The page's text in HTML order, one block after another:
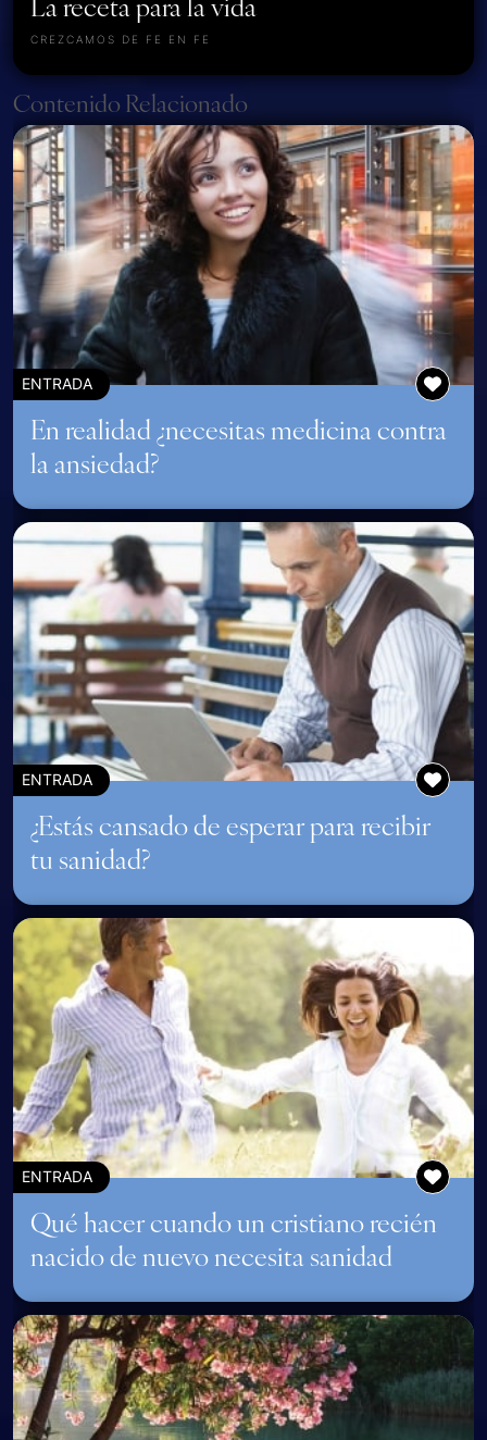
CREZCAMOS DE FE EN FE
Contenido Relacionado
ENTRADA
En realidad ¿necesitas medicina contra
la ansiedad?
ENTRADA
¿Estás cansado de esperar para recibir
tu sanidad?
ENTRADA
Qué hacer cuando un cristiano recién
nacido de nuevo necesita sanidad